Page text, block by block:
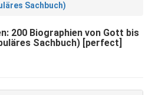
Sachbuch)
200 Biographien von Gott bis
Sachbuch) [perfect]